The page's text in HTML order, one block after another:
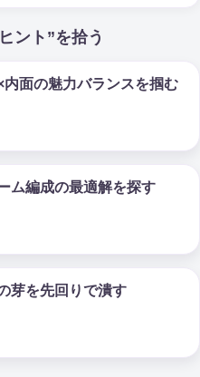
ント”を拾う
内面の魅力バランスを掴む
ム編成の最適解を探す
芽を先回りで潰す